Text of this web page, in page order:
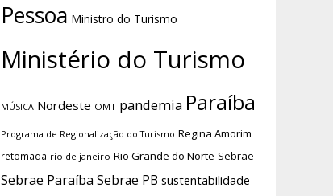
Pessoa Ministro do Turismo
Ministério do Turismo
MÚSICA Nordeste OMT pandemia Paraíba
Programa de Regionalização do Turismo Regina Amorim
retomada rio de janeiro Rio Grande do Norte Sebrae
Sebrae Paraíba Sebrae PB sustentabilidade